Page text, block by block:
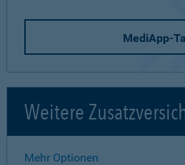
MediApp-
Weitere
Mehr Optionen